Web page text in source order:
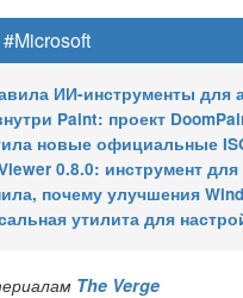
ИИ-инструменты для
Paint: проект
новые официальные
0.8.0: инструмент для просмотра
почему улучшения
утилита для
The Verge